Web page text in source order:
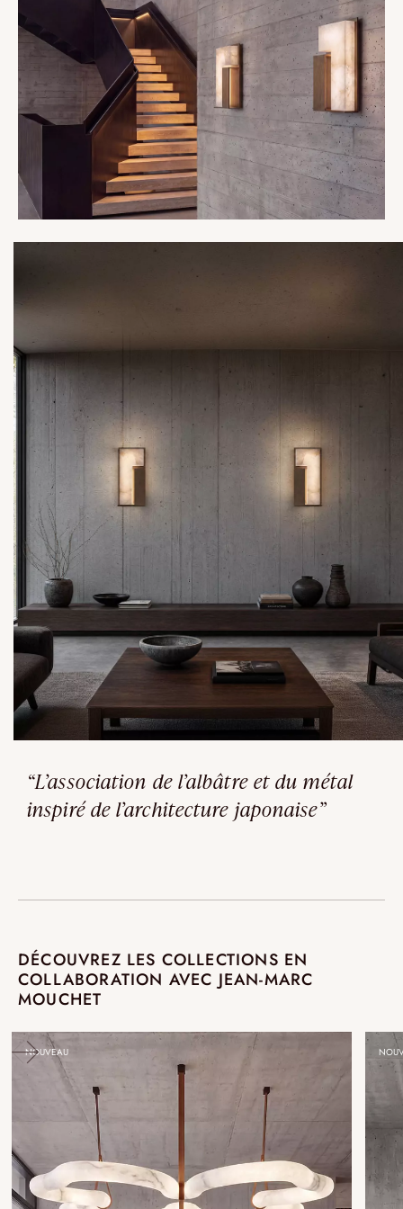
“L’association de l’albâtre et du métal
inspiré de l’architecture japonaise”
DÉCOUVREZ LES COLLECTIONS EN
COLLABORATION AVEC JEAN-MARC
MOUCHET
NOUVEAU